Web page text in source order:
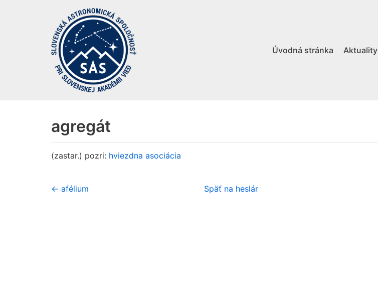
Úvodná stránka Aktuality
agregát
(zastar.) pozri: hviezdna asociácia
← afélium Späť na heslár